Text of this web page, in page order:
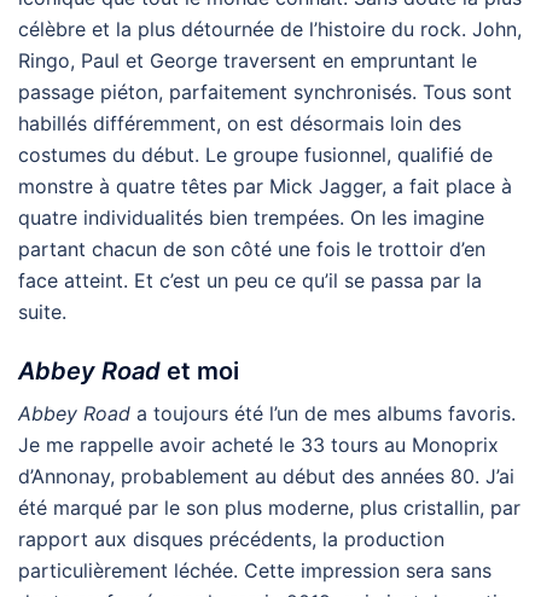
célèbre et la plus détournée de l’histoire du rock. John,
Ringo, Paul et George traversent en empruntant le
passage piéton, parfaitement synchronisés. Tous sont
habillés différemment, on est désormais loin des
costumes du début. Le groupe fusionnel, qualifié de
monstre à quatre têtes par Mick Jagger, a fait place à
quatre individualités bien trempées. On les imagine
partant chacun de son côté une fois le trottoir d’en
face atteint. Et c’est un peu ce qu’il se passa par la
suite.
Abbey Road et moi
Abbey Road a toujours été l’un de mes albums favoris.
Je me rappelle avoir acheté le 33 tours au Monoprix
d’Annonay, probablement au début des années 80. J’ai
été marqué par le son plus moderne, plus cristallin, par
rapport aux disques précédents, la production
particulièrement léchée. Cette impression sera sans